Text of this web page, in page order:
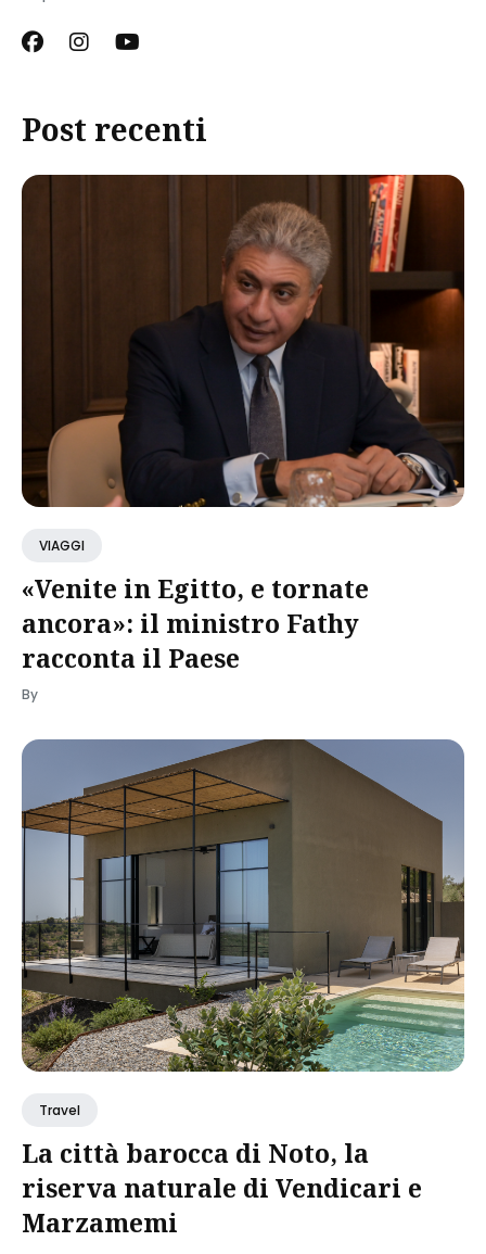
Post recenti
VIAGGI
«Venite in Egitto, e tornate
ancora»: il ministro Fathy
racconta il Paese
By
Travel
La città barocca di Noto, la
riserva naturale di Vendicari e
Marzamemi